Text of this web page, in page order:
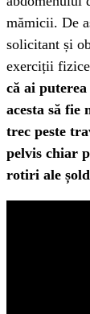
mămicii. De
solicitant și
exerciții
că ai
acesta să fie
trec peste
pelvis chiar
rotiri ale